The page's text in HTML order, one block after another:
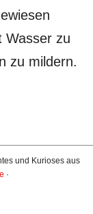
Wasser zu
zu mildern.
und Kurioses aus
·